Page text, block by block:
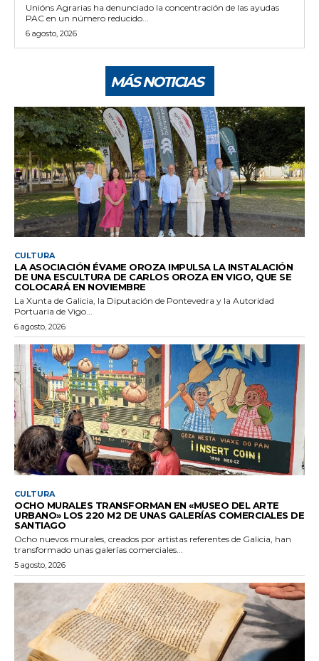
Unións Agrarias ha denunciado la concentración de las ayudas
PAC en un número reducido...
6 agosto, 2026
MÁS NOTICIAS
CULTURA
LA ASOCIACIÓN ÉVAME OROZA IMPULSA LA INSTALACIÓN
DE UNA ESCULTURA DE CARLOS OROZA EN VIGO, QUE SE
COLOCARÁ EN NOVIEMBRE
La Xunta de Galicia, la Diputación de Pontevedra y la Autoridad
Portuaria de Vigo...
6 agosto, 2026
CULTURA
OCHO MURALES TRANSFORMAN EN «MUSEO DEL ARTE
URBANO» LOS 220 M2 DE UNAS GALERÍAS COMERCIALES DE
SANTIAGO
Ocho nuevos murales, creados por artistas referentes de Galicia, han
transformado unas galerías comerciales...
5 agosto, 2026